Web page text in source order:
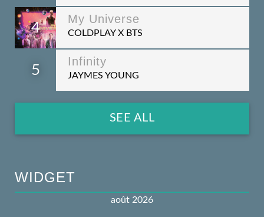
4
My Universe
COLDPLAY X BTS
5
Infinity
JAYMES YOUNG
SEE ALL
WIDGET
août 2026